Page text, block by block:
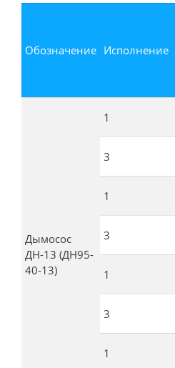
Обозначение Исполнение
Дымосос
ДН-13 (ДН95-
40-13)
1
3
1
3
1
3
1